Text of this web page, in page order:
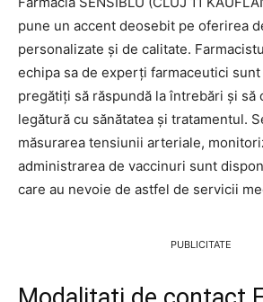
pune un accent deosebit pe oferirea
personalizate și de calitate.
echipa sa de experți farmaceutici
pregătiți să răspundă la întrebări și să
legătură cu sănătatea și tratamentul.
măsurarea tensiunii arteriale,
administrarea de vaccinuri sunt
care au nevoie de astfel de servicii
PUBLICITATE